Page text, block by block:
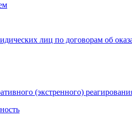
лиц по договорам об
(экстренного)